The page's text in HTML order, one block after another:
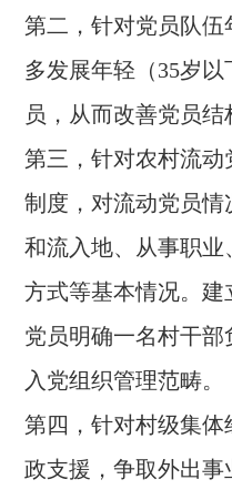
第二，针对党员队
多发展年轻（35岁
员，从而改善党员结
第三，针对农村流
制度，对流动党员
和流入地、从事职
方式等基本情况。
党员明确一名村干
入党组织管理范畴。
第四，针对村级集
政支援，争取外出